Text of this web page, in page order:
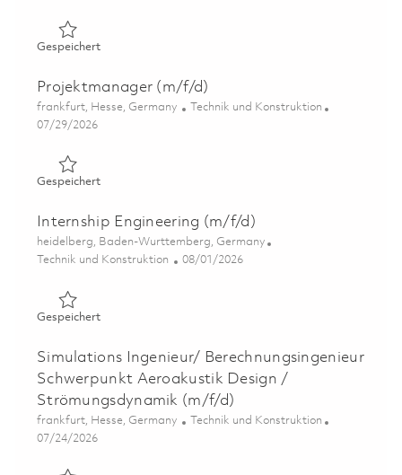
GespeichertGespeichert Inżynier Industrializacji Produktu (Product
Projektmanager (m/f/d)
Ort
frankfurt, Hesse, Germany Kategorie
Technik und Konstruktion
Posted Date
07/29/2026
GespeichertGespeichert Projektmanager (m/f/d) 01859246
Internship Engineering (m/f/d)
Ort
heidelberg, Baden-Wurttemberg, Germany
Kategorie
Technik und Konstruktion Posted Date
08/01/2026
GespeichertGespeichert Internship Engineering (m/f/d) 01863601
Simulations Ingenieur/ Berechnungsingenieur
Schwerpunkt Aeroakustik Design /
Strömungsdynamik (m/f/d)
Ort
frankfurt, Hesse, Germany Kategorie
Technik und Konstruktion
Posted Date
07/24/2026